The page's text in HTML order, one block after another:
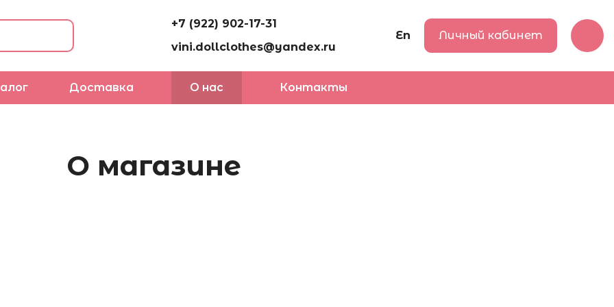
+7 (922) 902-17-31
vini.dollclothes@yandex.ru
En Личный кабинет
Доставка О нас Контакты
О магазине